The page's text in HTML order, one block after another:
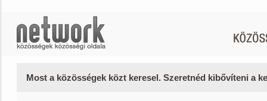
Most a közösségek közt keresel. Szeretnéd kibővíteni a